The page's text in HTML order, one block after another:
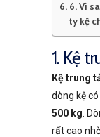
6. Vì
ty kệ
1. Kệ
Kệ trung
dòng kệ
500 kg .
rất cao